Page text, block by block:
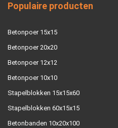
Populaire producten
Betonpoer 15x15
Betonpoer 20x20
Betonpoer 12x12
Betonpoer 10x10
Stapelblokken 15x15x60
Stapelblokken 60x15x15
Betonbanden 10x20x100